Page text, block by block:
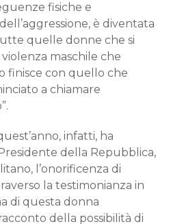
fisiche e
è diventata
quelle donne che si
maschile che
finisce con quello che
a chiamare
infatti, ha
della Repubblica,
l’onorificenza di
la testimonianza in
di questa donna
della possibilità di